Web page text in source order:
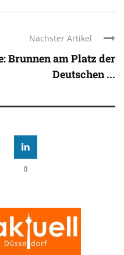
Nächster Artikel
Brunnen am Platz der
Deutschen ...
0